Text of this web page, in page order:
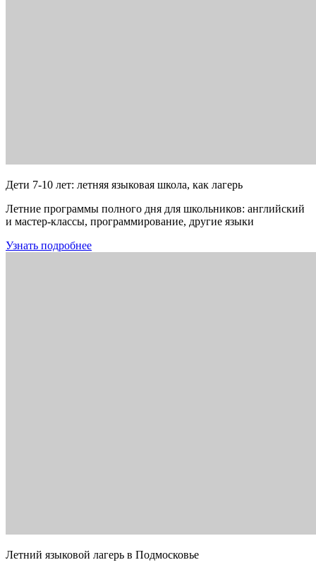
Дети 7-10 лет: летняя языковая школа, как лагерь
Летние программы полного дня для школьников: английский
и мастер-классы, программирование, другие языки
Узнать подробнее
Летний языковой лагерь в Подмосковье